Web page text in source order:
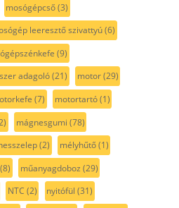
mosógépcső(3)
leeresztő szivattyú(6)
(9)
adagoló(21) motor(29)
(7) motortartó(1)
mágnesgumi (78)
(2) mélyhűtő(1)
(8) műanyagdoboz (29)
NTC (2) nyitófül (31)